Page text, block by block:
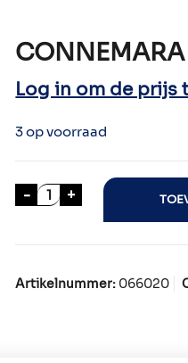
Log in om de prijs
3 op voorraad
- CONNEMARA
+
Artikelnummer: 066020